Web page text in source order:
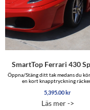
SmartTop Ferrari 430
Öppna/Stäng ditt tak medans du
en kort knapptryckning
5,395.00kr
Läs mer ->